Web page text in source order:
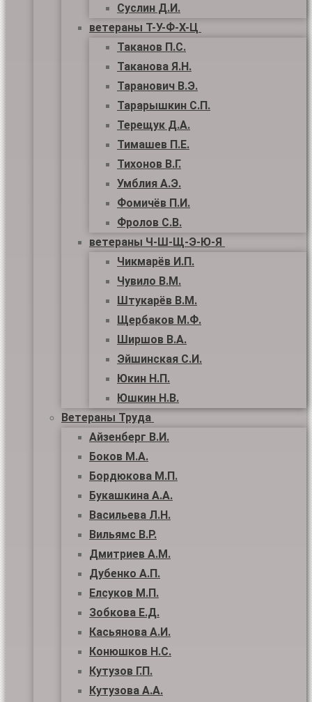
Суслин Д.И.
ветераны Т-У-Ф-Х-Ц
Таканов П.С.
Таканова Я.Н.
Таранович В.Э.
Тарарышкин С.П.
Терещук Д.А.
Тимашев П.Е.
Тихонов В.Г.
Умблия А.Э.
Фомичёв П.И.
Фролов С.В.
ветераны Ч-Ш-Щ-Э-Ю-Я
Чикмарёв И.П.
Чувило В.М.
Штукарёв В.М.
Щербаков М.Ф.
Ширшов В.А.
Эйшинская С.И.
Юкин Н.П.
Юшкин Н.В.
Ветераны Труда
Айзенберг В.И.
Боков М.А.
Бордюкова М.П.
Букашкина А.А.
Васильева Л.Н.
Вильямс В.Р.
Дмитриев А.М.
Дубенко А.П.
Елсуков М.П.
Зобкова Е.Д.
Касьянова А.И.
Конюшков Н.С.
Кутузов Г.П.
Кутузова А.А.